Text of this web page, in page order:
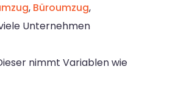
, Büroumzug,
Unternehmen
nimmt Variablen wie